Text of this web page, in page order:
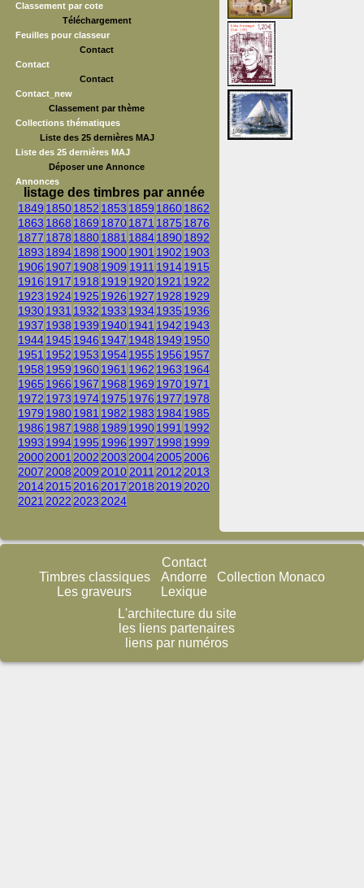
Classement par cote
Téléchargement
Feuilles pour classeur
Contact
Contact
Contact
Contact_new
Classement par thème
Collections thématiques
Liste des 25 dernières MAJ
Liste des 25 dernières MAJ
Déposer une Annonce
Annonces
listage des timbres par année
1849 18501852 1853 1859 18601862
1863 1868 1869 18701871 1875 1876
1877 1878 18801881 188418901892
1893 18941898 19001901 1902 1903
1906 1907 1908 1909 1911 19141915
1916 1917 1918 1919 19201921 1922
1923 19241925 1926 1927 1928 1929
19301931 1932 1933 19341935 1936
1937 1938 1939 19401941 1942 1943
19441945 1946 1947 1948 1949 1950
1951 1952 1953 19541955 1956 1957
1958 1959 19601961 1962 1963 1964
1965 1966 1967 1968 1969 19701971
1972 1973 19741975 1976 1977 1978
1979 19801981 1982 1983 19841985
1986 1987 1988 1989 19901991 1992
1993 19941995 1996 1997 1998 1999
2000200120022003200420052006
2007200820092010201120122013
2014201520162017201820192020
2021202220232024
Timbres classiques
Les graveurs
Contact
Andorre
Lexique
Collection Monaco
L'architecture du site
les liens partenaires
liens par numéros